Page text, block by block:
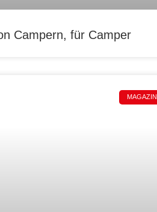
Campern, für Camper
MAGAZIN